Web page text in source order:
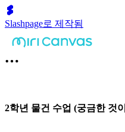
Slashpage로 제작됨
2학년 물건 수업 (궁금한 것